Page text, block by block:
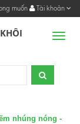
muốn Tài khoản
nhúng nóng -